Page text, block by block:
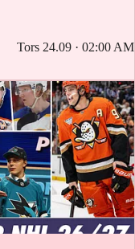
Vancouver Canucks
Tors 24.09 · 02:00 AM